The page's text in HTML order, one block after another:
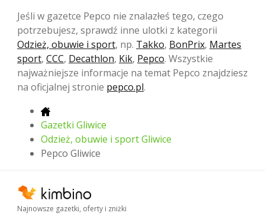
Jeśli w gazetce Pepco nie znalazłeś tego, czego
potrzebujesz, sprawdź inne ulotki z kategorii
Odzież, obuwie i sport, np. Takko, BonPrix, Martes
sport, CCC, Decathlon, Kik, Pepco. Wszystkie
najważniejsze informacje na temat Pepco znajdziesz
na oficjalnej stronie pepco.pl.
Gazetki Gliwice
Odzież, obuwie i sport Gliwice
Pepco Gliwice
Najnowsze gazetki, oferty i zniżki